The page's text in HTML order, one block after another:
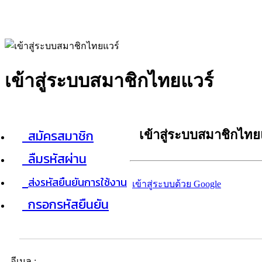
เข้าสู่ระบบสมาชิกไทยแวร์
สมัครสมาชิก
ลืมรหัสผ่าน
ส่งรหัสยืนยันการใช้งาน
กรอกรหัสยืนยัน
เข้าสู่ระบบสมาชิกไท
เข้าสู่ระบบด้วย Google